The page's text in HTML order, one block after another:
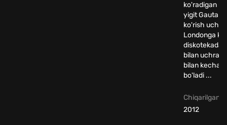
ko'radigan
yigit Gautam
ko'rish uchun
Londonga
diskotekada
bilan
bilan
bo'ladi ...
Chiqarilgan
2012